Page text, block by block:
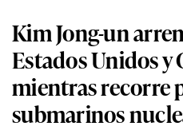
Kim Jong-un
Estados Unidos y
mientras recorre
submarinos